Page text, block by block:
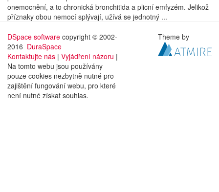
onemocnění, a to chronická bronchitida a plicní emfyzém. Jelikož
příznaky obou nemocí splývají, užívá se jednotný ...
DSpace software copyright © 2002-
2016 DuraSpace
Kontaktujte nás | Vyjádření názoru |
Na tomto webu jsou používány
pouze cookies nezbytně nutné pro
zajištění fungování webu, pro které
není nutné získat souhlas.
Theme by